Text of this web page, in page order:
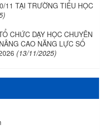
11 TẠI TRƯỜNG TIỂU HỌC
CHỨC DẠY HỌC CHUYÊN
CAO NĂNG LỰC SỐ
(13/11/2025)